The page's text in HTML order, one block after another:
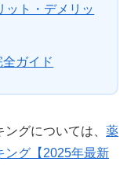
ット・デメリッ
ガイド
グについては、 薬
ング【2025年最新